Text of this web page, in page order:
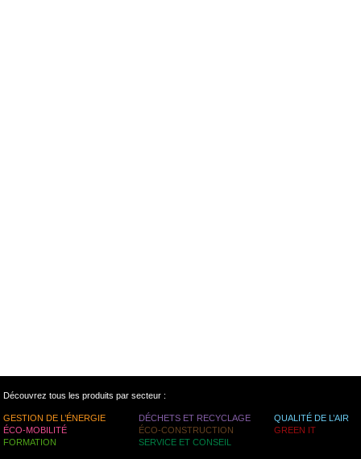
Découvrez tous les produits par secteur :
GESTION DE L’ÉNERGIE DÉCHETS ET RECYCLAGE
QUALITÉ DE L’AIR
ÉCO-MOBILITÉ
ÉCO-CONSTRUCTION
GREEN IT
FORMATION
SERVICE ET CONSEIL